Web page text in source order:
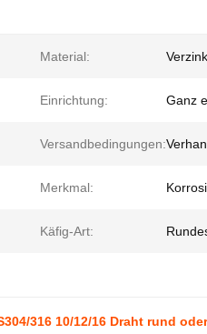
Material:
Einrichtung: Ganz
Versandbedingungen:
Merkmal:
Käfig-Art:
316 10/12/16 Draht rund